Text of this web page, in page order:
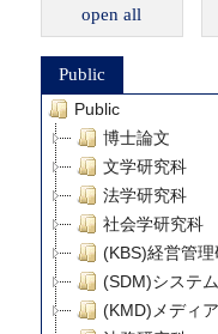
open all
Public
Public
博士論文
文学研究科
法学研究科
社会学研究科
(KBS)経営管
(SDM)システ
(KMD)メディ